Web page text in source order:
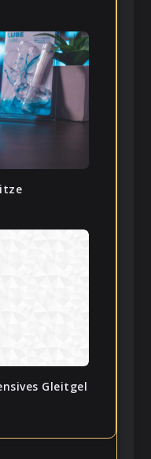
Gleitgel